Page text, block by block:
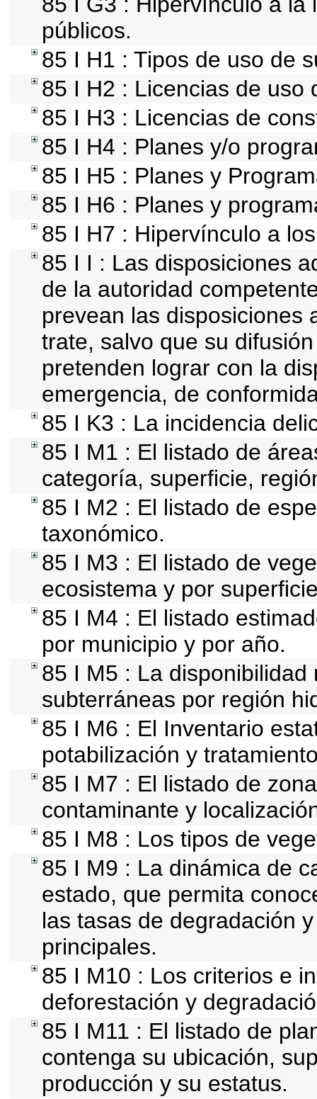
públicos.
85 I H1 : Tipos de uso de
85 I H2 : Licencias de uso
85 I H3 : Licencias de
85 I H4 : Planes y/o
85 I H5 : Planes y
85 I H6 : Planes y
85 I H7 : Hipervínculo a
85 I I : Las disposiciones
de la autoridad
prevean las disposiciones
trate, salvo que su
pretenden lograr con la
emergencia, de
85 I K3 : La incidencia
85 I M1 : El listado de
categoría, superficie,
85 I M2 : El listado de
taxonómico.
85 I M3 : El listado de
ecosistema y por
85 I M4 : El listado
por municipio y por año.
85 I M5 : La
subterráneas por región
85 I M6 : El Inventario
potabilización y
85 I M7 : El listado de
contaminante y
85 I M8 : Los tipos de
85 I M9 : La dinámica de
estado, que permita
las tasas de degradación
principales.
85 I M10 : Los criterios e
deforestación y
85 I M11 : El listado de
contenga su ubicación,
producción y su estatus.